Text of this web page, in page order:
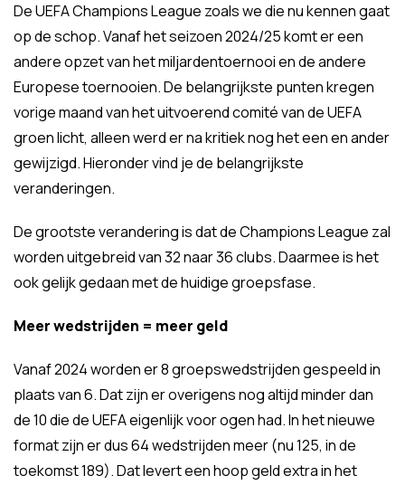
De UEFA Champions League zoals we die nu kennen gaat
op de schop. Vanaf het seizoen 2024/25 komt er een
andere opzet van het miljardentoernooi en de andere
Europese toernooien. De belangrijkste punten kregen
vorige maand van het uitvoerend comité van de UEFA
groen licht, alleen werd er na kritiek nog het een en ander
gewijzigd. Hieronder vind je de belangrijkste
veranderingen.
De grootste verandering is dat de Champions League zal
worden uitgebreid van 32 naar 36 clubs. Daarmee is het
ook gelijk gedaan met de huidige groepsfase.
Meer wedstrijden = meer geld
Vanaf 2024 worden er 8 groepswedstrijden gespeeld in
plaats van 6. Dat zijn er overigens nog altijd minder dan
de 10 die de UEFA eigenlijk voor ogen had. In het nieuwe
format zijn er dus 64 wedstrijden meer (nu 125, in de
toekomst 189). Dat levert een hoop geld extra in het